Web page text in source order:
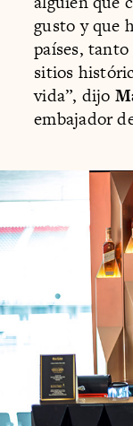
gusto y que
países,
sitios
vida”, dijo
embajador